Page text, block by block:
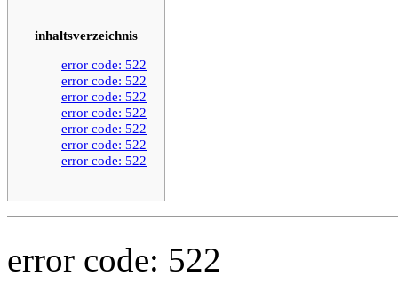
inhaltsverzeichnis
error code: 522
error code: 522
error code: 522
error code: 522
error code: 522
error code: 522
error code: 522
error code: 522